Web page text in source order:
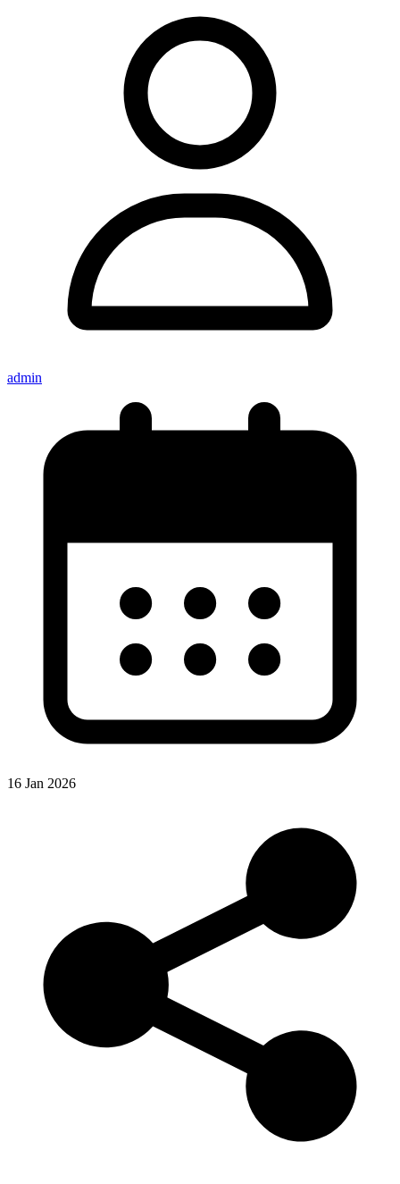
admin
16 Jan 2026